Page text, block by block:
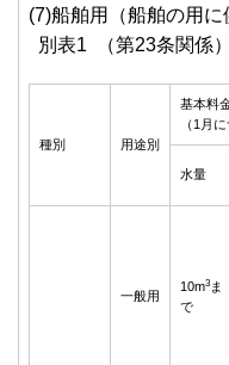
(7)船舶用（船舶の用に
別表1 （第23条関係）
種別 用途別
基本料
（1月に
水量
一般用
10m3 ま
で